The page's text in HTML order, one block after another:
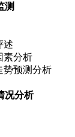
测
分析
预测分析
况分析